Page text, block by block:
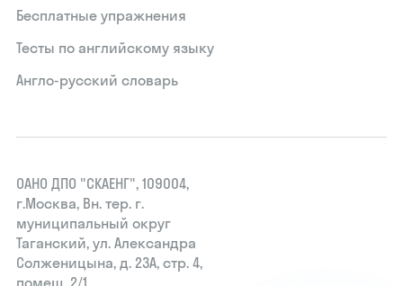
Бесплатные упражнения
Тесты по английскому языку
Англо-русский словарь
ОАНО ДПО "СКАЕНГ", 109004,
г.Москва, Вн. тер. г.
муниципальный округ
Таганский, ул. Александра
Солженицына, д. 23А, стр. 4,
помещ. 2/1